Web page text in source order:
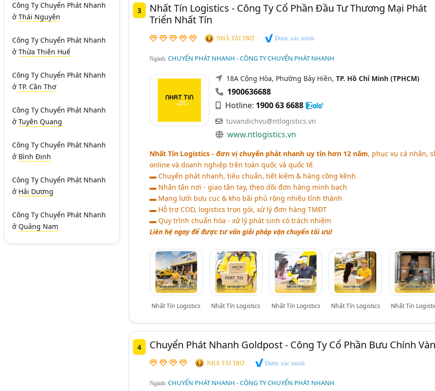
Công Ty Chuyển Phát Nhanh
ở Thái Nguyên
Công Ty Chuyển Phát Nhanh
ở Thừa Thiên Huế
Công Ty Chuyển Phát Nhanh
ở TP. Cần Thơ
Công Ty Chuyển Phát Nhanh
ở Tuyên Quang
Công Ty Chuyển Phát Nhanh
ở Bình Định
Công Ty Chuyển Phát Nhanh
ở Hải Dương
Công Ty Chuyển Phát Nhanh
ở Quảng Nam
3
Nhất Tín Logistics - Công Ty Cổ Phần Đầu Tư Thương Mại Phát
Triển Nhất Tín
NHÀ TÀI TRỢ Được xác minh
Ngành: CHUYỂN PHÁT NHANH - CÔNG TY CHUYỂN PHÁT NHANH
18A Cộng Hòa, Phường Bảy Hiền, TP. Hồ Chí Minh (TPHCM)
1900636688
Hotline: 1900 63 6688
tuvandichvu@ntlogistics.vn
www.ntlogistics.vn
Nhất Tín Logistics - đơn vị chuyển phát nhanh uy tín hơn 12 năm, phục vụ cá nhân,
online và doanh nghiệp trên toàn quốc và quốc tế.
▬ Chuyển phát nhanh, tiêu chuẩn, tiết kiệm & hàng cồng kềnh
▬ Nhận tận nơi - giao tận tay, theo dõi đơn hàng minh bạch
▬ Mạng lưới bưu cục & kho bãi phủ rộng nhiều tỉnh thành
▬ Hỗ trợ COD, logistics trọn gói, xử lý đơn hàng TMĐT
▬ Quy trình chuẩn hóa - xử lý phát sinh có trách nhiệm
Liên hệ ngay để được tư vấn giải pháp vận chuyển tối ưu!
Nhất Tín Logistics Nhất Tín Logistics Nhất Tín Logistics Nhất Tín Logistics Nhất Tín
4 Chuyển Phát Nhanh Goldpost - Công Ty Cổ Phần Bưu Chính
NHÀ TÀI TRỢ Được xác minh
Ngành: CHUYỂN PHÁT NHANH - CÔNG TY CHUYỂN PHÁT NHANH